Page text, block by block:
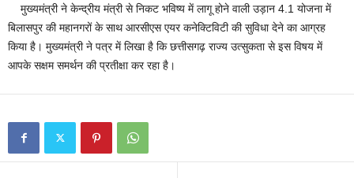
मुख्यमंत्री ने केन्द्रीय मंत्री से निकट भविष्य में लागू होने वाली उड़ान 4.1 योजना में
बिलासपुर की महानगरों के साथ आरसीएस एयर कनेक्टिविटी की सुविधा देने का आग्रह
किया है। मुख्यमंत्री ने पत्र में लिखा है कि छत्तीसगढ़ राज्य उत्सुकता से इस विषय में
आपके सक्षम समर्थन की प्रतीक्षा कर रहा है।